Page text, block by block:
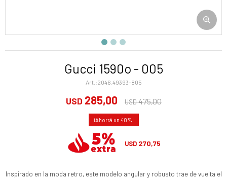
Gucci 1590o - 005
2046.49393-805
USD 285,00 USD475,00
40
USD 270,75
Inspirado en la moda retro, este modelo angular y robusto trae de vuelta el